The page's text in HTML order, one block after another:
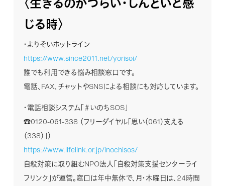
じる時〉
・よりそいホットライン
https://www.since2011.net/yorisoi/
誰でも利用できる悩み相談窓口です。
電話、FAX、チャットやSNSによる相談にも対応しています。
・電話相談システム「＃いのちSOS」
☎0120-061-338 （フリーダイヤル「思い（061）支える
（338）」）
https://www.lifelink.or.jp/inochisos/
自殺対策に取り組むNPO法人「自殺対策支援センターライ
フリンク」が運営。窓口は年中無休で、月・木曜日は、24時間